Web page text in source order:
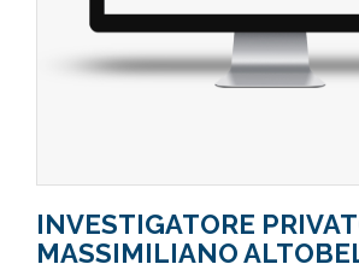
INVESTIGATORE
MASSIMILIANO